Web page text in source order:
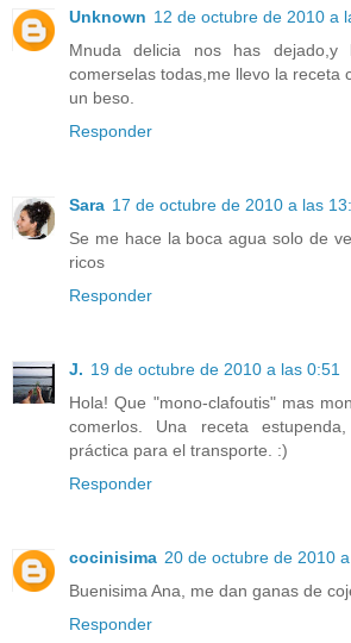
Unknown 12 de octubre de 2010 a
Mnuda delicia nos has dejado,y
comerselas todas,me llevo la receta
un beso.
Responder
Sara 17 de octubre de 2010 a las
Se me hace la boca agua solo de
ricos
Responder
J. 19 de octubre de 2010 a las 0:51
Hola! Que "mono-clafoutis" mas
comerlos. Una receta
práctica para el transporte. :)
Responder
cocinisima 20 de octubre de 2010
Buenisima Ana, me dan ganas de
Responder